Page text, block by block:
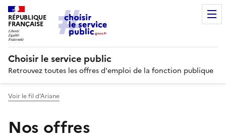
RÉPUBLIQUE
FRANÇAISE
Choisir le service public
Retrouvez toutes les offres d'emploi de la fonction publique
Voir le fil d’Ariane
Nos offres